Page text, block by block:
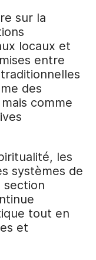
sur la
locaux et
entre
des
comme
les
systèmes de
section
tout en
et